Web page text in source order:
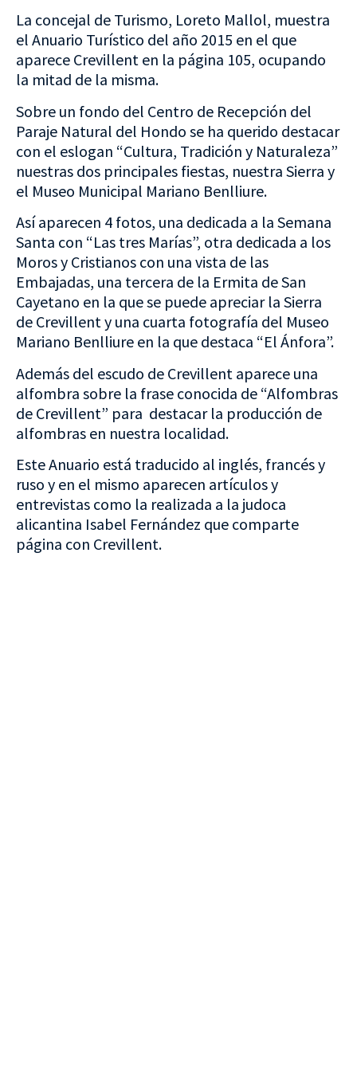
La concejal de Turismo, Loreto Mallol, muestra
el Anuario Turístico del año 2015 en el que
aparece Crevillent en la página 105, ocupando
la mitad de la misma.
Sobre un fondo del Centro de Recepción del
Paraje Natural del Hondo se ha querido destacar
con el eslogan “Cultura, Tradición y Naturaleza”
nuestras dos principales fiestas, nuestra Sierra y
el Museo Municipal Mariano Benlliure.
Así aparecen 4 fotos, una dedicada a la Semana
Santa con “Las tres Marías”, otra dedicada a los
Moros y Cristianos con una vista de las
Embajadas, una tercera de la Ermita de San
Cayetano en la que se puede apreciar la Sierra
de Crevillent y una cuarta fotografía del Museo
Mariano Benlliure en la que destaca “El Ánfora”.
Además del escudo de Crevillent aparece una
alfombra sobre la frase conocida de “Alfombras
de Crevillent” para destacar la producción de
alfombras en nuestra localidad.
Este Anuario está traducido al inglés, francés y
ruso y en el mismo aparecen artículos y
entrevistas como la realizada a la judoca
alicantina Isabel Fernández que comparte
página con Crevillent.